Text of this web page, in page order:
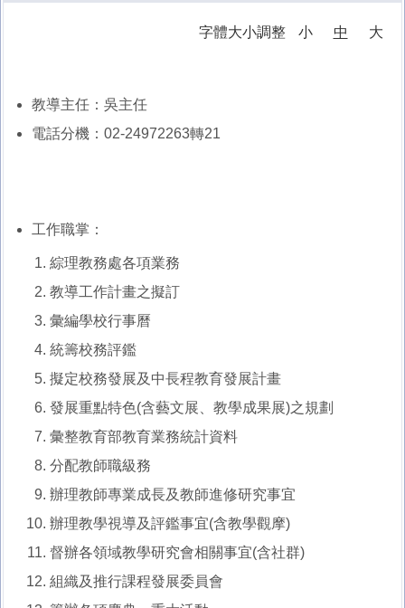
字體大小調整 小 中 大
教導主任：吳主任
電話分機：02-24972263轉21
工作職掌：
綜理教務處各項業務
教導工作計畫之擬訂
彙編學校行事曆
統籌校務評鑑
擬定校務發展及中長程教育發展計畫
發展重點特色(含藝文展、教學成果展)之規劃
彙整教育部教育業務統計資料
分配教師職級務
辦理教師專業成長及教師進修研究事宜
辦理教學視導及評鑑事宜(含教學觀摩)
督辦各領域教學研究會相關事宜(含社群)
組織及推行課程發展委員會